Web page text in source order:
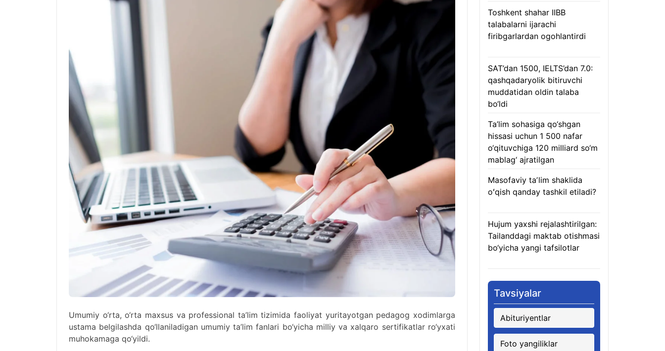
Umumiy o‘rta, o‘rta maxsus va professional ta’lim tizimida faoliyat yuritayotgan pedagog xodimlarga
ustama belgilashda qo‘llaniladigan umumiy ta’lim fanlari bo‘yicha milliy va xalqaro sertifikatlar ro‘yxati
muhokamaga qo‘yildi.
Toshkent shahar IIBB
talabalarni ijarachi
firibgarlardan ogohlantirdi
SAT’dan 1500, IELTS’dan 7.0:
qashqadaryolik bitiruvchi
muddatidan oldin talaba
bo‘ldi
Ta’lim sohasiga qo‘shgan
hissasi uchun 1 500 nafar
o‘qituvchiga 120 milliard so‘m
mablag‘ ajratilgan
Masofaviy taʼlim shaklida
oʻqish qanday tashkil etiladi?
Hujum yaxshi rejalashtirilgan:
Tailanddagi maktab otishmasi
bo‘yicha yangi tafsilotlar
Tavsiyalar
Abituriyentlar
Foto yangiliklar